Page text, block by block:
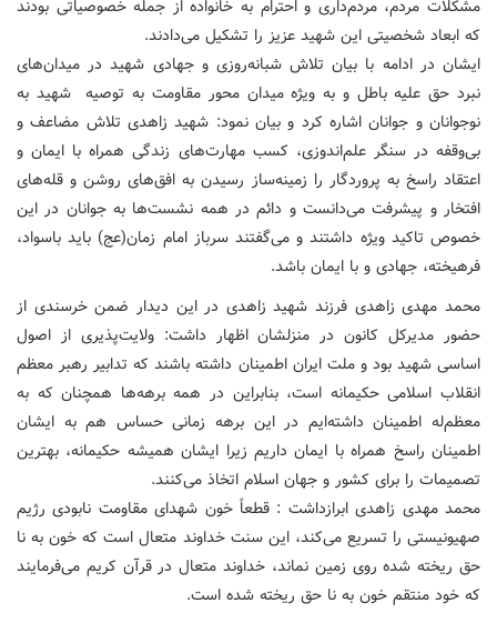
مشکلات مردم، مردم‌داری و احترام به خانواده از جمله خصوصیاتی بودند
که ابعاد شخصیتی این شهید عزیز را تشکیل می‌دادند.
ایشان در ادامه با بیان تلاش شبانه‌روزی و جهادی شهید در میدان‌های
نبرد حق علیه باطل و به ویژه میدان محور مقاومت به توصیه شهید به
نوجوانان و جوانان اشاره کرد و بیان نمود: شهید زاهدی تلاش مضاعف و
بی‌وقفه در سنگر علم‌اندوزی، کسب مهارت‌های زندگی همراه با ایمان و
اعتقاد راسخ به پروردگار را زمینه‌ساز رسیدن به افق‌های روشن و قله‌های
افتخار و پیشرفت می‌دانست و دائم در همه نشست‌ها به جوانان در این
خصوص تاکید ویژه داشتند و می‌گفتند سرباز امام زمان(عج) باید باسواد،
فرهیخته، جهادی و با ایمان باشد.
محمد مهدی زاهدی فرزند شهید زاهدی در این دیدار ضمن خرسندی از
حضور مدیرکل کانون در منزلشان اظهار داشت: ولایت‌پذیری از اصول
اساسی شهید بود و ملت ایران اطمینان داشته باشند که تدابیر رهبر معظم
انقلاب اسلامی حکیمانه است، بنابراین در همه برهه‌ها همچنان که به
معظم‌له اطمینان داشته‌ایم در این برهه زمانی حساس هم به ایشان
اطمینان راسخ همراه با ایمان داریم زیرا ایشان همیشه حکیمانه، بهترین
تصمیمات را برای کشور و جهان اسلام اتخاذ می‌کنند.
محمد مهدی زاهدی ابرازداشت : قطعاً خون شهدای مقاومت نابودی رژیم
صهیونیستی را تسریع می‌کند، این سنت خداوند متعال است که خون به نا
حق ریخته شده روی زمین نماند، خداوند متعال در قرآن کریم می‌فرمایند
که خود منتقم خون به نا حق ریخته شده است.